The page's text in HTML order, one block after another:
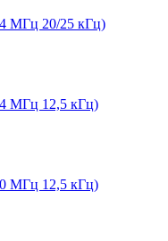
МГц 20/25 кГц)
МГц 12,5 кГц)
МГц 12,5 кГц)